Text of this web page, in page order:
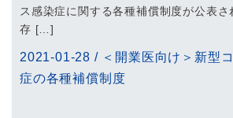
ス感染症に関する各種補償制度が公表
存 […]
2021-01-28 / ＜開業医向け＞新型
症の各種補償制度